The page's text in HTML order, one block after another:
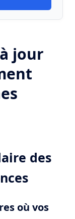
jour
des
où vos